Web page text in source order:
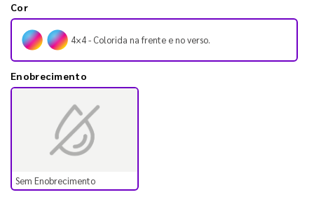
Cor
4×4 - Colorida na frente e no verso.
Enobrecimento
Sem Enobrecimento